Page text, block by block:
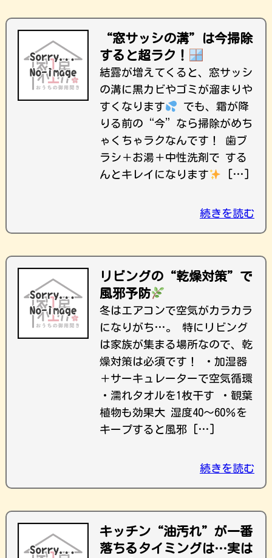
“窓サッシの溝”は今掃除
すると超ラク！
結露が増えてくると、窓サッシ
の溝に黒カビやゴミが溜まりや
すくなります
でも、霜が降
りる前の“今”なら掃除がめち
ゃくちゃラクなんです！ 歯ブ
ラシ＋お湯＋中性洗剤で する
んとキレイになります
[…]
続きを読む
リビングの“乾燥対策”で
風邪予防
冬はエアコンで空気がカラカラ
になりがち…。 特にリビング
は家族が集まる場所なので、乾
燥対策は必須です！ ・加湿器
＋サーキュレーターで空気循環
・濡れタオルを1枚干す ・観葉
植物も効果大 湿度40〜60％を
キープすると風邪 […]
続きを読む
キッチン“油汚れ”が一番
落ちるタイミングは…実は